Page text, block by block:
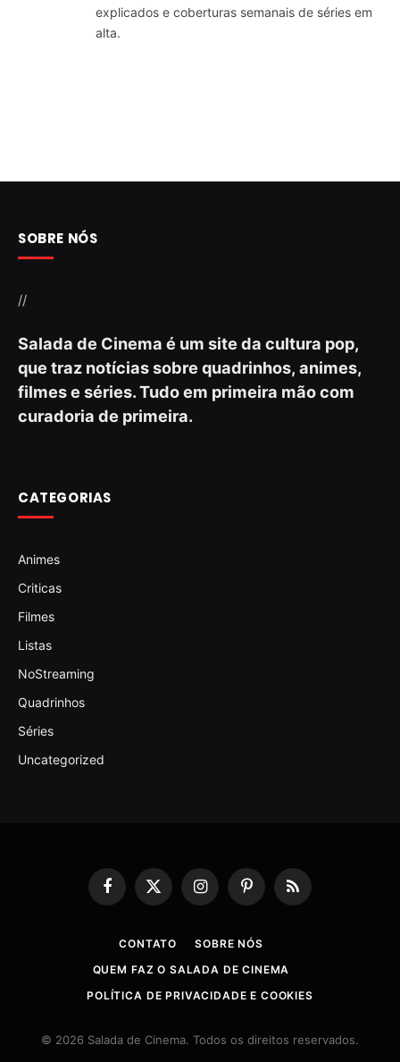
explicados e coberturas semanais de séries em
alta.
SOBRE NÓS
//
Salada de Cinema é um site da cultura pop,
que traz notícias sobre quadrinhos, animes,
filmes e séries. Tudo em primeira mão com
curadoria de primeira.
CATEGORIAS
Animes
Criticas
Filmes
Listas
NoStreaming
Quadrinhos
Séries
Uncategorized
Facebook
X
(Twitter)
InstagramPinterestRSS
CONTATO
SOBRE NÓS
QUEM FAZ O SALADA DE CINEMA
POLÍTICA DE PRIVACIDADE E COOKIES
© 2026 Salada de Cinema. Todos os direitos reservados.